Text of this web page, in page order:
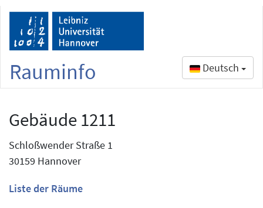
Rauminfo Deutsch
Gebäude 1211
Schloßwender Straße 1
30159 Hannover
Liste der Räume